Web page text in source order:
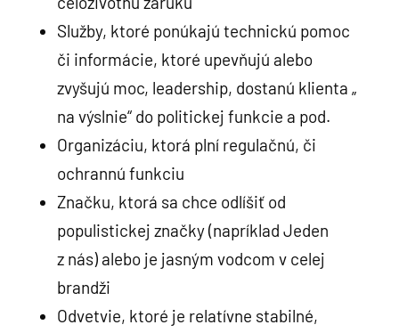
Služby, ktoré ponúkajú technickú pomoc
či informácie, ktoré upevňujú alebo
zvyšujú moc, leadership, dostanú klienta „
na výslnie“ do politickej funkcie a pod.
Organizáciu, ktorá plní regulačnú, či
ochrannú funkciu
Značku, ktorá sa chce odlíšiť od
populistickej značky (napríklad Jeden
z nás) alebo je jasným vodcom v celej
brandži
Odvetvie, ktoré je relatívne stabilné,